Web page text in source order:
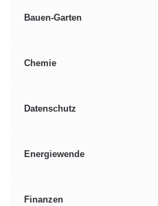
Bauen-Garten
Chemie
Datenschutz
Energiewende
Finanzen